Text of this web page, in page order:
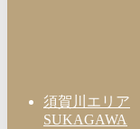
須賀川エリア
SUKAGAWA